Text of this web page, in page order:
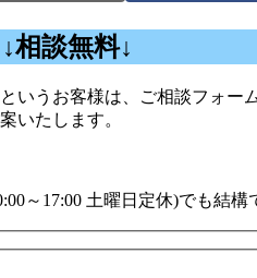
相談無料↓
いうお客様は、ご相談フォ
いたします。
～17:00 土曜日定休)でも結構